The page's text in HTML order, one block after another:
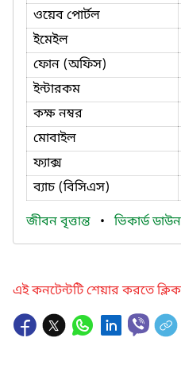
ওয়েব পোর্টল
ইমেইল
ফোন (অফিস)
ইন্টারকম
কক্ষ নম্বর
মোবাইল
ফ্যাক্স
ব্যাচ (বিসিএস)
জীবন বৃত্তান্ত • ভিকার্ড
এই কনটেন্টটি শেয়ার করতে